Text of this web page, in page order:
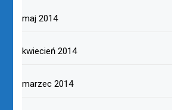
maj 2014
kwiecień 2014
marzec 2014